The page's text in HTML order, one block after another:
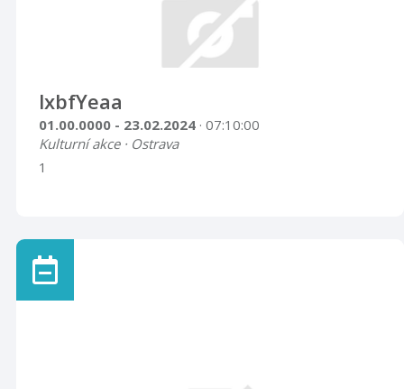
lxbfYeaa
01.00.0000 - 23.02.2024 · 07:10:00
Kulturní akce · Ostrava
1